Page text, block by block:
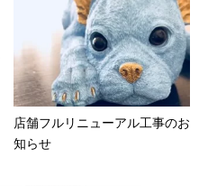
店舗フルリニューアル工事のお
知らせ